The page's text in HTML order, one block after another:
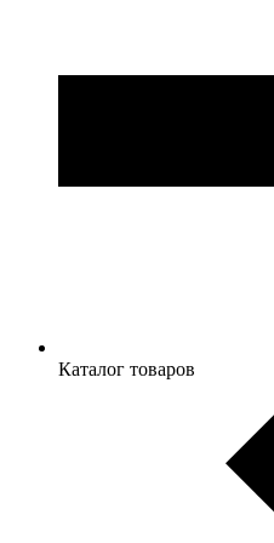
Каталог товаров